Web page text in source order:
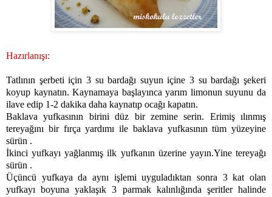
Hazırlanışı:
Tatlının şerbeti için 3 su bardağı suyun içine 3 su bardağı şekeri
koyup kaynatın. Kaynamaya başlayınca yarım limonun suyunu da
ilave edip 1-2 dakika daha kaynatıp ocağı kapatın.
Baklava yufkasının birini düz bir zemine serin. Erimiş ılınmış
tereyağını bir fırça yardımı ile baklava yufkasının tüm yüzeyine
sürün .
İkinci yufkayı yağlanmış ilk yufkanın üzerine yayın.Yine tereyağı
sürün .
Üçüncü yufkaya da aynı işlemi uyguladıktan sonra 3 kat olan
yufkayı boyuna yaklaşık 3 parmak kalınlığında şeritler halinde